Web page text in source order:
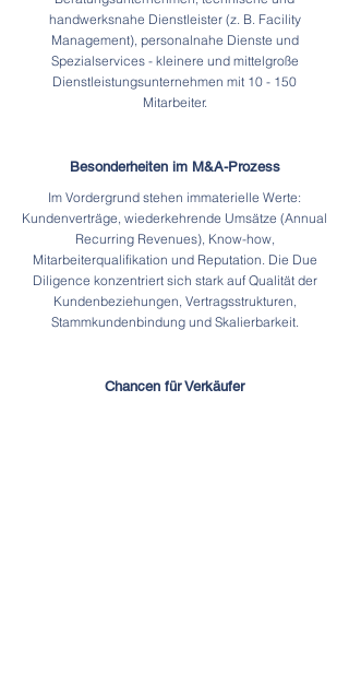
handwerksnahe Dienstleister (z. B. Facility
Management), personalnahe Dienste und
Spezialservices - kleinere und mittelgroße
Dienstleistungsunternehmen mit 10 - 150
Mitarbeiter.
Besonderheiten im M&A-Prozess
Im Vordergrund stehen immaterielle Werte:
Kundenverträge, wiederkehrende Umsätze (Annual
Recurring Revenues), Know-how,
Mitarbeiterqualifikation und Reputation. Die Due
Diligence konzentriert sich stark auf Qualität der
Kundenbeziehungen, Vertragsstrukturen,
Stammkundenbindung und Skalierbarkeit.
Chancen für Verkäufer